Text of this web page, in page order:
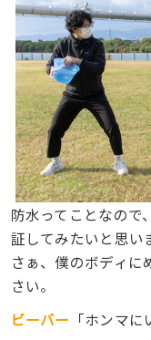
防水ってことなので
証してみたいと思い
さぁ、僕のボディに
さい。
ビーバー 「ホンマ